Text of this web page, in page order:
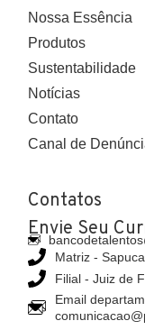
Nossa Essência
Produtos
Sustentabilidade
Notícias
Contato
Canal de
Contatos
Envie Seu
Matriz -
Filial - Juiz de
Email